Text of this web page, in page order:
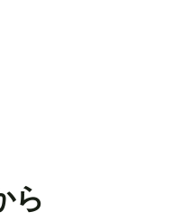
ら